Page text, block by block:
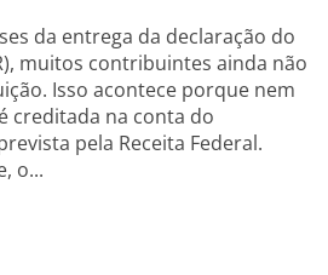
da entrega da declaração do
muitos contribuintes ainda não
Isso acontece porque nem
creditada na conta do
pela Receita Federal.
o...